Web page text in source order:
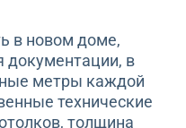
в новом доме,
документации, в
метры каждой
технические
толщина